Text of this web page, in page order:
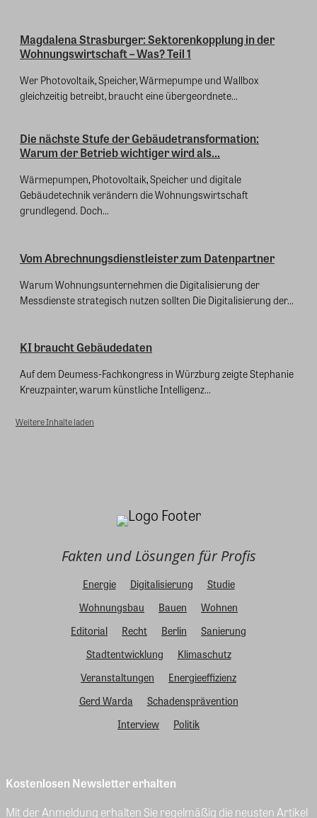
Magdalena Strasburger: Sektorenkopplung in der
Wohnungswirtschaft – Was? Teil 1
Wer Photovoltaik, Speicher, Wärmepumpe und Wallbox
gleichzeitig betreibt, braucht eine übergeordnete...
Die nächste Stufe der Gebäudetransformation:
Warum der Betrieb wichtiger wird als...
Wärmepumpen, Photovoltaik, Speicher und digitale
Gebäudetechnik verändern die Wohnungswirtschaft
grundlegend. Doch...
Vom Abrechnungsdienstleister zum Datenpartner
Warum Wohnungsunternehmen die Digitalisierung der
Messdienste strategisch nutzen sollten Die Digitalisierung der...
KI braucht Gebäudedaten
Auf dem Deumess-Fachkongress in Würzburg zeigte Stephanie
Kreuzpainter, warum künstliche Intelligenz...
Weitere Inhalte laden
Fakten und Lösungen für Profis
Energie Digitalisierung
Studie
Wohnungsbau
Bauen
Wohnen
Editorial
Recht Berlin
Sanierung
Stadtentwicklung
Klimaschutz
Veranstaltungen
Energieeffizienz
Gerd Warda
Schadensprävention
Interview
Politik
Kostenlosen Newsletter erhalten
Mit der Anmeldung erhalten Sie regelmäßig die neusten Artikel